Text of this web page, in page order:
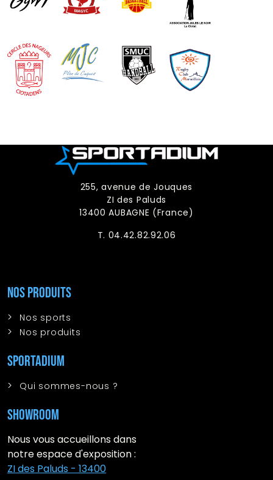
255, avenue de Jouques
ZI des Paluds
13400 AUBAGNE (France)
T. 04.42.82.92.06
Nos produits
Nos sports
Nos produits
Sportadium
Qui sommes-nous ?
Showroom
Nous vous accueillons dans
notre espace d'exposition :
ZI des Paluds - 13400